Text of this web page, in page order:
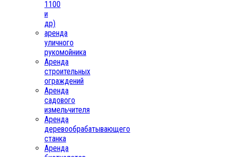
1100
и
др)
аренда
уличного
рукомойника
Аренда
строительных
ограждений
Аренда
садового
измельчителя
Аренда
деревообрабатывающего
станка
Аренда